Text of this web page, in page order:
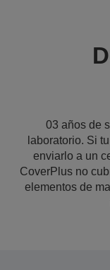
03 años de
laboratorio. Si
enviarlo a un
CoverPlus no
elementos de